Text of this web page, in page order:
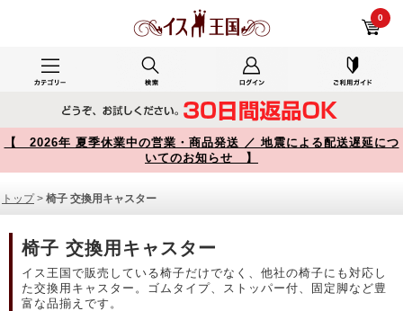
0
【 2026年 夏季休業中の営業・商品発送 ／ 地震による配送遅延につ
いてのお知らせ 】
トップ> 椅子 交換用キャスター
椅子 交換用キャスター
イス王国で販売している椅子だけでなく、他社の椅子にも対応し
た交換用キャスター。ゴムタイプ、ストッパー付、固定脚など豊
富な品揃えです。